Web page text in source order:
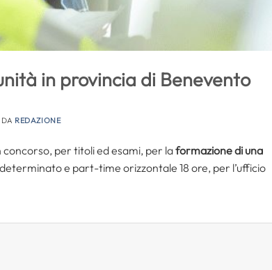
in provincia di Benevento
DA REDAZIONE
per titoli ed esami, per laformazione di una
e part-time orizzontale 18 ore, per l’ufficio